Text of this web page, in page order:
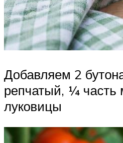
Добавляем 2
репчатый, ¼ часть
луковицы